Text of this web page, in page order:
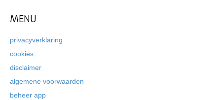
MENU
privacyverklaring
cookies
disclaimer
algemene voorwaarden
beheer app